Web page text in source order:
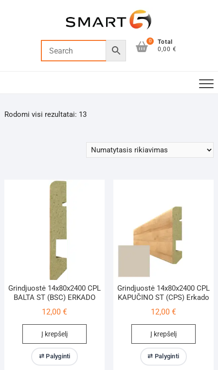
0
Total
0,00 €
Rodomi visi rezultatai: 13
Grindjuostė 14x80x2400 CPL
BALTA ST (BSC) ERKADO
12,00€
Į krepšelį
⇄ Palyginti
Grindjuostė 14x80x2400 CPL
KAPUČINO ST (CPS) Erkado
12,00 €
Į krepšelį
⇄ Palyginti